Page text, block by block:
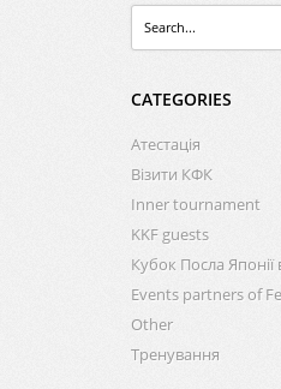
CATEGORIES
Атестація
Візити КФК
Inner tournament
KKF guests
Кубок Посла Японії
Events partners of
Other
Тренування